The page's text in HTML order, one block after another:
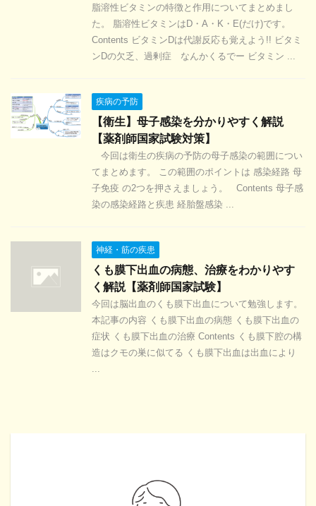
脂溶性ビタミンの特徴と作用についてまとめまし
た。 脂溶性ビタミンはD・A・K・E(だけ)です。
Contents ビタミンDは代謝反応も覚えよう!! ビタミ
ンDの欠乏、過剰症 なんかくるでー ビタミン ...
疾病の予防
【衛生】母子感染を分かりやすく解説
【薬剤師国家試験対策】
今回は衛生の疾病の予防の母子感染の範囲につい
てまとめます。 この範囲のポイントは 感染経路 母
子免疫 の2つを押さえましょう。 Contents 母子感
染の感染経路と疾患 経胎盤感染 ...
神経・筋の疾患
くも膜下出血の病態、治療をわかりやす
く解説【薬剤師国家試験】
今回は脳出血のくも膜下出血について勉強します。
本記事の内容 くも膜下出血の病態 くも膜下出血の
症状 くも膜下出血の治療 Contents くも膜下腔の構
造はクモの巣に似てる くも膜下出血は出血により
...